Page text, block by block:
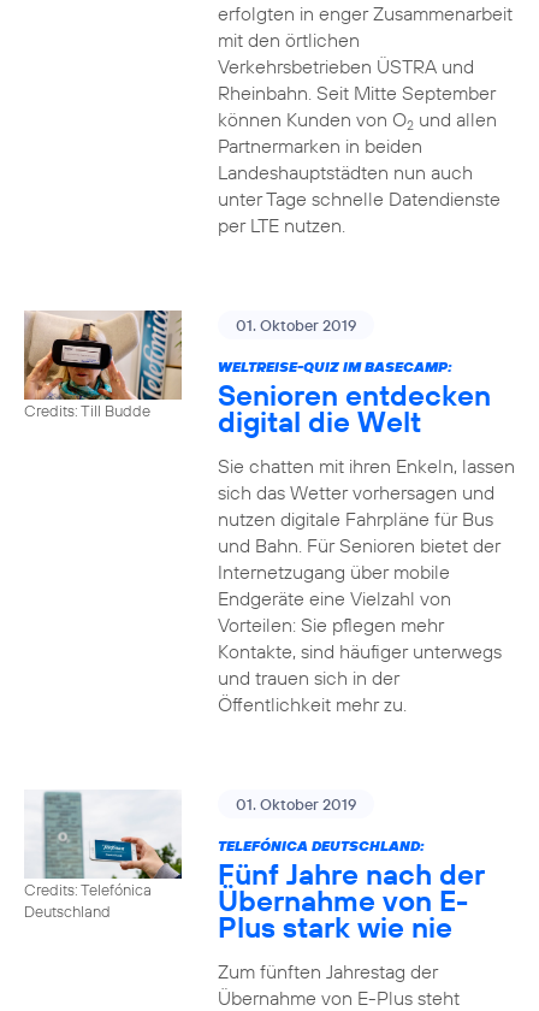
erfolgten in enger Zusammenarbeit
mit den örtlichen
Verkehrsbetrieben ÜSTRA und
Rheinbahn. Seit Mitte September
können Kunden von O2und allen
Partnermarken in beiden
Landeshauptstädten nun auch
unter Tage schnelle Datendienste
per LTE nutzen.
Credits: Till Budde
01. Oktober 2019
WELTREISE-QUIZ IM BASECAMP:
Senioren entdecken
digital die Welt
Sie chatten mit ihren Enkeln, lassen
sich das Wetter vorhersagen und
nutzen digitale Fahrpläne für Bus
und Bahn. Für Senioren bietet der
Internetzugang über mobile
Endgeräte eine Vielzahl von
Vorteilen: Sie pflegen mehr
Kontakte, sind häufiger unterwegs
und trauen sich in der
Öffentlichkeit mehr zu.
Credits: Telefónica
Deutschland
01. Oktober 2019
TELEFÓNICA DEUTSCHLAND:
Fünf Jahre nach der
Übernahme von E-
Plus stark wie nie
Zum fünften Jahrestag der
Übernahme von E-Plus steht